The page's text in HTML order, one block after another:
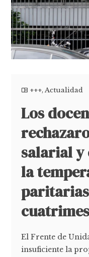
+++,Actualidad
Los
salarial y
la
El Frente de
insuficiente la